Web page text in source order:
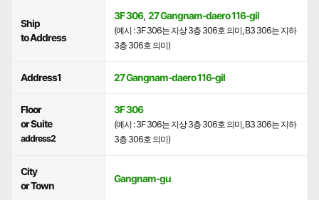
Ship
to Address
3F 306, 27 Gangnam-daero 116-gil
(예시 : 3F 306는 지상 3층 306호 의미, B3 306는 지하
3층 306호 의미)
Address1 27 Gangnam-daero 116-gil
Floor
or Suite
address2
3F 306
(예시 : 3F 306는 지상 3층 306호 의미, B3 306는 지하
3층 306호 의미)
City
or Town
Gangnam-gu